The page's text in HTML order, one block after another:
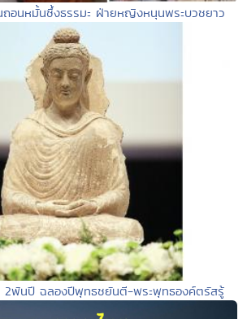
ถอนหมั้นซึ้งธรรมะ ฝ่ายหญิงหนุนพระบวชยาว
2พันปี ฉลองปีพุทธชยันตี-พระพุทธองค์ตรัสรู้